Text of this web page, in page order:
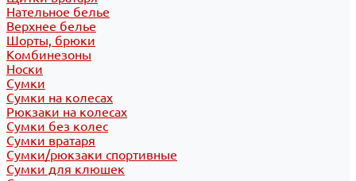
Нательное белье
Верхнее белье
Шорты, брюки
Комбинезоны
Носки
Сумки
Сумки на колесах
Рюкзаки на колесах
Сумки без колес
Сумки вратаря
Сумки/рюкзаки спортивные
Сумки для клюшек